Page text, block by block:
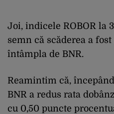
Joi, indicele ROBOR la
semn că scăderea a
întâmpla de BNR.
Reamintim că,
BNR a redus rata
cu 0,50 puncte